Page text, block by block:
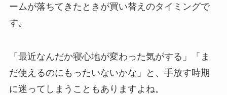
ームが落ちてきたときが買い替えのタイミングで
す。
「最近なんだか寝心地が変わった気がする」「ま
だ使えるのにもったいないかな」と、手放す時期
に迷ってしまうこともありますよね。